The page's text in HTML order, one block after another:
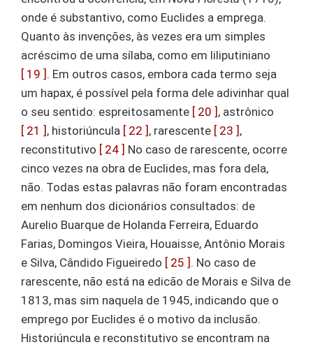
onde é substantivo, como Euclides a emprega.
Quanto às invenções, às vezes era um simples
acréscimo de uma sílaba, como em liliputiniano
[ 19 ] . Em outros casos, embora cada termo seja
um hapax, é possível pela forma dele adivinhar qual
o seu sentido: espreitosamente [ 20 ] , astrônico
[ 21 ] , historiúncula [ 22 ] , rarescente [ 23 ] ,
reconstitutivo [ 24 ] No caso de rarescente, ocorre
cinco vezes na obra de Euclides, mas fora dela,
não. Todas estas palavras não foram encontradas
em nenhum dos dicionários consultados: de
Aurelio Buarque de Holanda Ferreira, Eduardo
Farias, Domingos Vieira, Houaisse, Antônio Morais
e Silva, Cândido Figueiredo [ 25 ] . No caso de
rarescente, não está na edicão de Morais e Silva de
1813, mas sim naquela de 1945, indicando que o
emprego por Euclides é o motivo da inclusão.
Historiúncula e reconstitutivo se encontram na